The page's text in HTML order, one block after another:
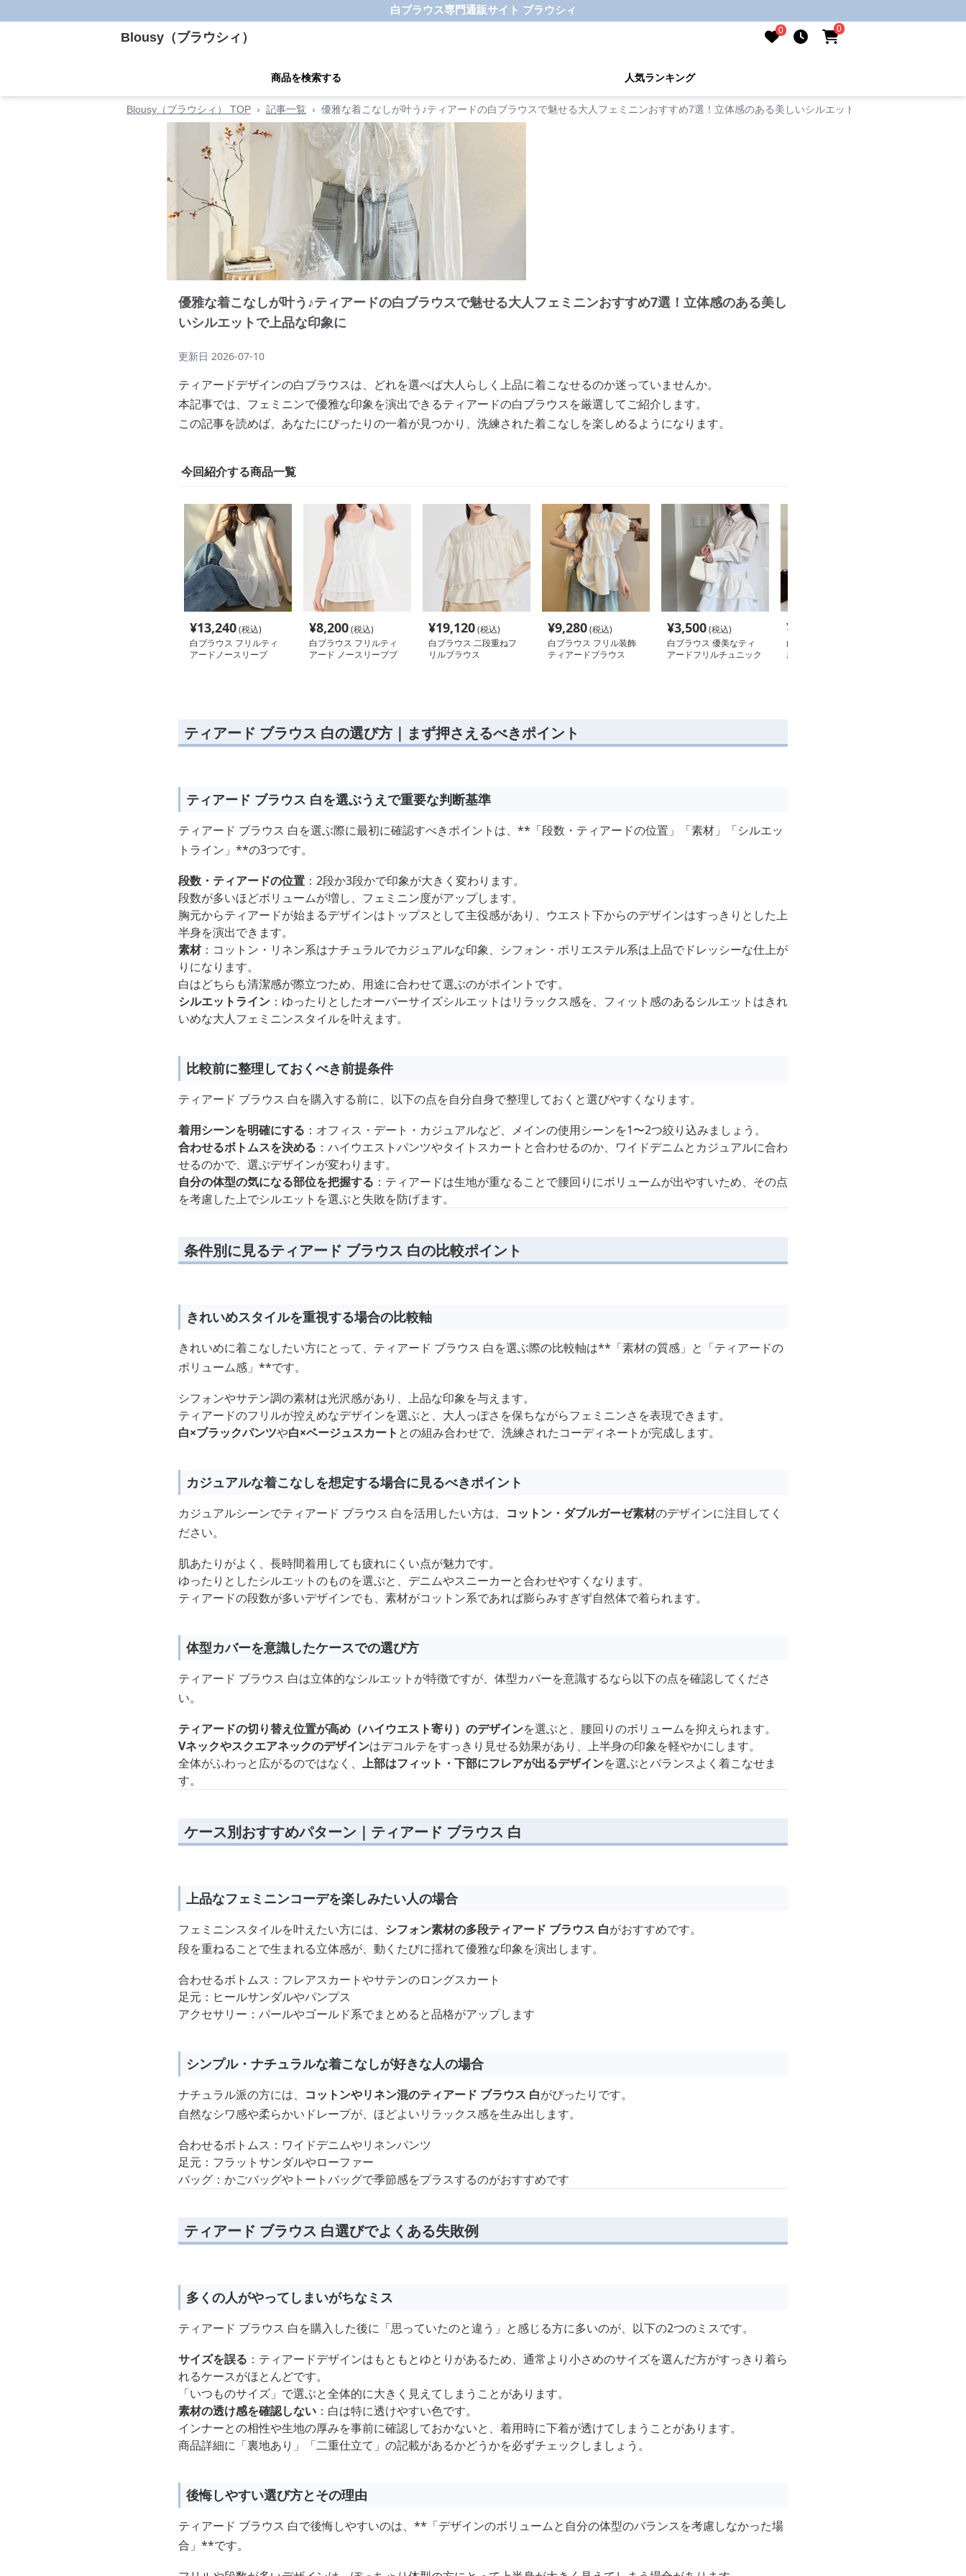
白ブラウス専門通販サイト ブラウシィ
Blousy（ブラウシィ） 0 0
商品を検索する 人気ランキング
Blousy（ブラウシィ） TOP › 記事一覧 › 優雅な着こなしが叶う♪ティアードの白ブラウスで魅せる大人フェミニンおすすめ7選！立体感のある美しいシルエットで上品な印象に
優雅な着こなしが叶う♪ティアードの白ブラウスで魅せる大人フェミニンおすすめ7選！立体感のある美し
いシルエットで上品な印象に
更新日 2026-07-10
ティアードデザインの白ブラウスは、どれを選べば大人らしく上品に着こなせるのか迷っていませんか。
本記事では、フェミニンで優雅な印象を演出できるティアードの白ブラウスを厳選してご紹介します。
この記事を読めば、あなたにぴったりの一着が見つかり、洗練された着こなしを楽しめるようになります。
今回紹介する商品一覧
¥13,240(税込)
白ブラウス フリルティ
アードノースリーブ
¥8,200(税込)
白ブラウス フリルティ
アード ノースリーブブ
¥19,120(税込)
白ブラウス 二段重ねフ
リルブラウス
¥9,280(税込)
白ブラウス フリル装飾
ティアードブラウス
¥3,500(税込)
白ブラウス 優美なティ
アードフリルチュニック
¥
白ブラウス ティアード
風ゆったりシャツ ふん
ティアード ブラウス 白の選び方｜まず押さえるべきポイント
ティアード ブラウス 白を選ぶうえで重要な判断基準
ティアード ブラウス 白を選ぶ際に最初に確認すべきポイントは、**「段数・ティアードの位置」「素材」「シルエッ
トライン」**の3つです。
段数・ティアードの位置 ：2段か3段かで印象が大きく変わります。
段数が多いほどボリュームが増し、フェミニン度がアップします。
胸元からティアードが始まるデザインはトップスとして主役感があり、ウエスト下からのデザインはすっきりとした上
半身を演出できます。
素材：コットン・リネン系はナチュラルでカジュアルな印象、シフォン・ポリエステル系は上品でドレッシーな仕上が
りになります。
白はどちらも清潔感が際立つため、用途に合わせて選ぶのがポイントです。
シルエットライン ：ゆったりとしたオーバーサイズシルエットはリラックス感を、フィット感のあるシルエットはきれ
いめな大人フェミニンスタイルを叶えます。
比較前に整理しておくべき前提条件
ティアード ブラウス 白を購入する前に、以下の点を自分自身で整理しておくと選びやすくなります。
着用シーンを明確にする ：オフィス・デート・カジュアルなど、メインの使用シーンを1〜2つ絞り込みましょう。
合わせるボトムスを決める ：ハイウエストパンツやタイトスカートと合わせるのか、ワイドデニムとカジュアルに合わ
せるのかで、選ぶデザインが変わります。
自分の体型の気になる部位を把握する ：ティアードは生地が重なることで腰回りにボリュームが出やすいため、その点
を考慮した上でシルエットを選ぶと失敗を防げます。
条件別に見るティアード ブラウス 白の比較ポイント
きれいめスタイルを重視する場合の比較軸
きれいめに着こなしたい方にとって、ティアード ブラウス 白を選ぶ際の比較軸は**「素材の質感」と「ティアードの
ボリューム感」**です。
シフォンやサテン調の素材は光沢感があり、上品な印象を与えます。
ティアードのフリルが控えめなデザインを選ぶと、大人っぽさを保ちながらフェミニンさを表現できます。
白×ブラックパンツや白×ベージュスカート との組み合わせで、洗練されたコーディネートが完成します。
カジュアルな着こなしを想定する場合に見るべきポイント
カジュアルシーンでティアード ブラウス 白を活用したい方は、 コットン・ダブルガーゼ素材のデザインに注目してく
ださい。
肌あたりがよく、長時間着用しても疲れにくい点が魅力です。
ゆったりとしたシルエットのものを選ぶと、デニムやスニーカーと合わせやすくなります。
ティアードの段数が多いデザインでも、素材がコットン系であれば膨らみすぎず自然体で着られます。
体型カバーを意識したケースでの選び方
ティアード ブラウス 白は立体的なシルエットが特徴ですが、体型カバーを意識するなら以下の点を確認してくださ
い。
ティアードの切り替え位置が高め（ハイウエスト寄り）のデザインを選ぶと、腰回りのボリュームを抑えられます。
Vネックやスクエアネックのデザインはデコルテをすっきり見せる効果があり、上半身の印象を軽やかにします。
全体がふわっと広がるのではなく、 上部はフィット・下部にフレアが出るデザインを選ぶとバランスよく着こなせま
す。
ケース別おすすめパターン｜ティアード ブラウス 白
上品なフェミニンコーデを楽しみたい人の場合
フェミニンスタイルを叶えたい方には、 シフォン素材の多段ティアード ブラウス 白がおすすめです。
段を重ねることで生まれる立体感が、動くたびに揺れて優雅な印象を演出します。
合わせるボトムス：フレアスカートやサテンのロングスカート
足元：ヒールサンダルやパンプス
アクセサリー：パールやゴールド系でまとめると品格がアップします
シンプル・ナチュラルな着こなしが好きな人の場合
ナチュラル派の方には、 コットンやリネン混のティアード ブラウス 白がぴったりです。
自然なシワ感や柔らかいドレープが、ほどよいリラックス感を生み出します。
合わせるボトムス：ワイドデニムやリネンパンツ
足元：フラットサンダルやローファー
バッグ：かごバッグやトートバッグで季節感をプラスするのがおすすめです
ティアード ブラウス 白選びでよくある失敗例
多くの人がやってしまいがちなミス
ティアード ブラウス 白を購入した後に「思っていたのと違う」と感じる方に多いのが、以下の2つのミスです。
サイズを誤る ：ティアードデザインはもともとゆとりがあるため、通常より小さめのサイズを選んだ方がすっきり着ら
れるケースがほとんどです。
「いつものサイズ」で選ぶと全体的に大きく見えてしまうことがあります。
素材の透け感を確認しない ：白は特に透けやすい色です。
インナーとの相性や生地の厚みを事前に確認しておかないと、着用時に下着が透けてしまうことがあります。
商品詳細に「裏地あり」「二重仕立て」の記載があるかどうかを必ずチェックしましょう。
後悔しやすい選び方とその理由
ティアード ブラウス 白で後悔しやすいのは、**「デザインのボリュームと自分の体型のバランスを考慮しなかった場
合」**です。